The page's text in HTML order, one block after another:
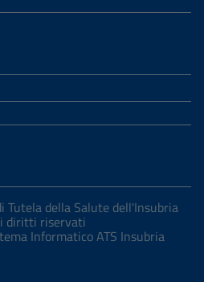
della Salute dell'Insubria
diritti riservati
Informatico ATS Insubria